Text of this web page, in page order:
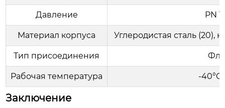
Давление PN
Материал корпуса Углеродистая сталь (20),
Тип присоединения
Рабочая температура -40°C
Заключение